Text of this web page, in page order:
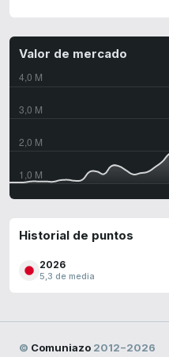
Valor de mercado
Historial de puntos
2026
5,3 de media
© Comuniazo 2012−2026